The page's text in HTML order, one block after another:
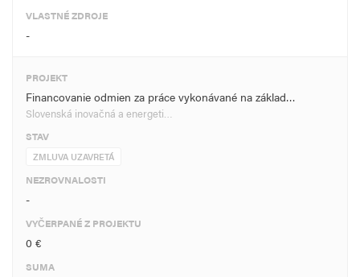
VLASTNÉ ZDROJE
-
PROJEKT
Financovanie odmien za práce vykonávané na základ…
Slovenská inovačná a energeti…
STAV
ZMLUVA UZAVRETÁ
NEZROVNALOSTI
-
VYČERPANÉ Z PROJEKTU
0 €
SUMA